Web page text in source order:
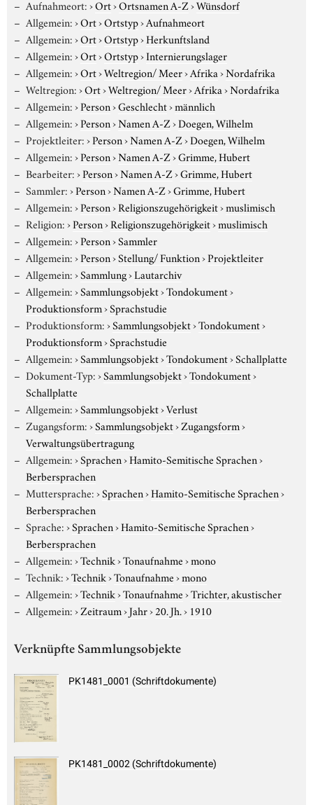
Aufnahmeort:›Ort›Ortsnamen A-Z›Wünsdorf
Allgemein:›Ort›Ortstyp›Aufnahmeort
Allgemein:›Ort›Ortstyp›Herkunftsland
Allgemein:›Ort›Ortstyp›Internierungslager
Allgemein:›Ort›Weltregion/ Meer›Afrika›Nordafrika
Weltregion:›Ort›Weltregion/ Meer›Afrika›Nordafrika
Allgemein:›Person›Geschlecht›männlich
Allgemein:›Person›Namen A-Z›Doegen, Wilhelm
Projektleiter:›Person›Namen A-Z›Doegen, Wilhelm
Allgemein:›Person›Namen A-Z›Grimme, Hubert
Bearbeiter:›Person›Namen A-Z›Grimme, Hubert
Sammler:›Person›Namen A-Z›Grimme, Hubert
Allgemein:›Person›Religionszugehörigkeit›muslimisch
Religion:›Person›Religionszugehörigkeit›muslimisch
Allgemein:›Person›Sammler
Allgemein:›Person›Stellung/ Funktion›Projektleiter
Allgemein:›Sammlung›Lautarchiv
Allgemein:›Sammlungsobjekt›Tondokument›
Produktionsform›Sprachstudie
Produktionsform:›Sammlungsobjekt›Tondokument›
Produktionsform›Sprachstudie
Allgemein:›Sammlungsobjekt›Tondokument›Schallplatte
Dokument-Typ:›Sammlungsobjekt›Tondokument›
Schallplatte
Allgemein:›Sammlungsobjekt›Verlust
Zugangsform:›Sammlungsobjekt›Zugangsform›
Verwaltungsübertragung
Allgemein:›Sprachen›Hamito-Semitische Sprachen›
Berbersprachen
Muttersprache:›Sprachen›Hamito-Semitische Sprachen›
Berbersprachen
Sprache:›Sprachen›Hamito-Semitische Sprachen›
Berbersprachen
Allgemein:›Technik›Tonaufnahme›mono
Technik:›Technik›Tonaufnahme›mono
Allgemein:›Technik›Tonaufnahme›Trichter, akustischer
Allgemein:›Zeitraum›Jahr›20. Jh.› 1910
Verknüpfte Sammlungsobjekte
PK1481_0001 (Schriftdokumente)
PK1481_0002 (Schriftdokumente)